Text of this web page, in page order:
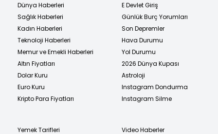
Dünya Haberleri
Sağlık Haberleri
Kadın Haberleri
Teknoloji Haberleri
Memur ve Emekli Haberleri
Altın Fiyatları
Dolar Kuru
Euro Kuru
Kripto Para Fiyatları
E Devlet Giriş
Günlük Burç Yorumları
Son Depremler
Hava Durumu
Yol Durumu
2026 Dünya Kupası
Astroloji
Instagram Dondurma
Instagram Silme
Yemek Tarifleri
Video Haberler